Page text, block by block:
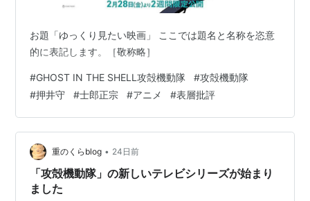
お題「ゆっくり見たい映画」 ここでは題名と名称を恣意
的に表記します。［敬称略］
#GHOST IN THE SHELL攻殻機動隊 #攻殻機動隊
#押井守 #士郎正宗 #アニメ #表層批評
重のくらblog • 24日前
「攻殻機動隊」の新しいテレビシリーズが始まり
ました